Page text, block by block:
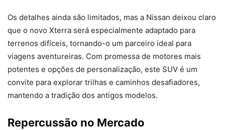
Os detalhes ainda são limitados, mas a Nissan deixou claro
que o novo Xterra será especialmente adaptado para
terrenos difíceis, tornando-o um parceiro ideal para
viagens aventureiras. Com promessa de motores mais
potentes e opções de personalização, este SUV é um
convite para explorar trilhas e caminhos desafiadores,
mantendo a tradição dos antigos modelos.
Repercussão no Mercado